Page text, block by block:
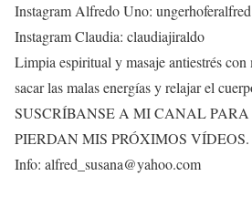
Instagram Alfredo Uno: ungerhoferalfred
Instagram Claudia: claudiajiraldo
Limpia espiritual y masaje antiestrés con
sacar las malas energías y relajar el
SUSCRÍBANSE A MI CANAL PARA
PIERDAN MIS PRÓXIMOS VÍDEOS.
Info: alfred_susana@yahoo.com